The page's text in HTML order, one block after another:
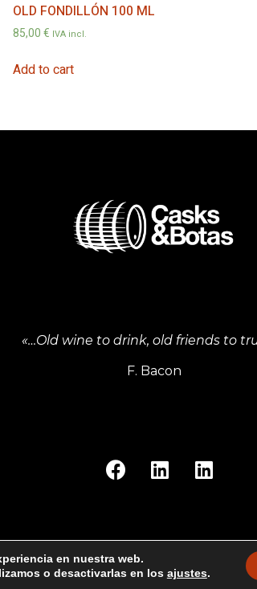
OLD FONDILLÓN 100 ML
85,00 € IVA incl.
Add to cart
en nuestra web.
o desactivarlas en los ajustes.
«…Old wine to drink, old friends to
F. Bacon
Privacy Policy